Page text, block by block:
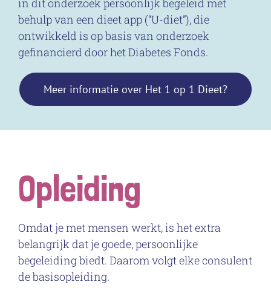
in dit onderzoek persoonlijk begeleid met
behulp van een dieet app (“U-diet”), die
ontwikkeld is op basis van onderzoek
gefinancierd door het Diabetes Fonds.
Meer informatie over Het 1 op 1 Dieet?
Opleiding
Omdat je met mensen werkt, is het extra
belangrijk dat je goede, persoonlijke
begeleiding biedt. Daarom volgt elke consulent
de basisopleiding.